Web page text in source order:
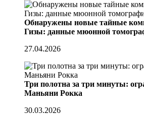
Обнаружены новые тайные
Гизы: данные мюонной
27.04.2026
Три полотна за три минуты:
Маньяни Рокка
30.03.2026